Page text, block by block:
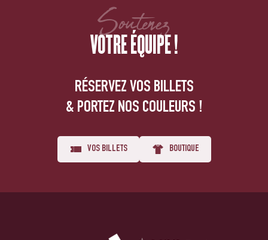
Soutenez
VOTRE ÉQUIPE !
RÉSERVEZ VOS BILLETS
& PORTEZ NOS COULEURS !
VOS BILLETS BOUTIQUE